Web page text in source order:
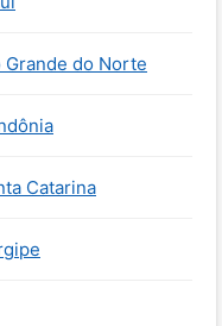
Grande do Norte
Catarina